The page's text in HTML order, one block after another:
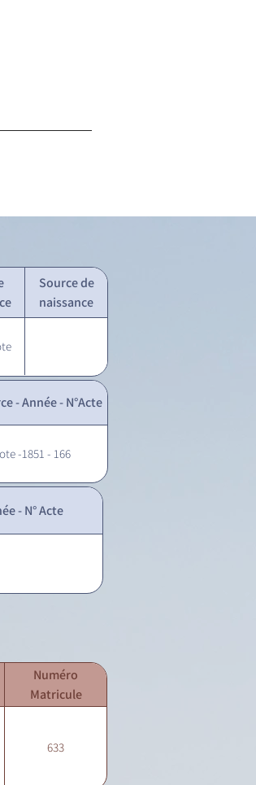
Source de
naissance
- Année - N°Acte
-1851 - 166
- N° Acte
Numéro
Matricule
633